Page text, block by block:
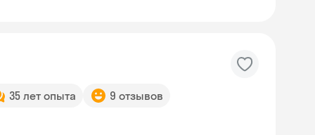
35 лет опыта 9 отзывов